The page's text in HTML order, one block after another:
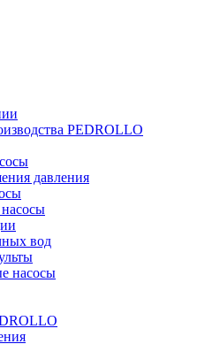
PEDROLLO
давления
вод
насосы